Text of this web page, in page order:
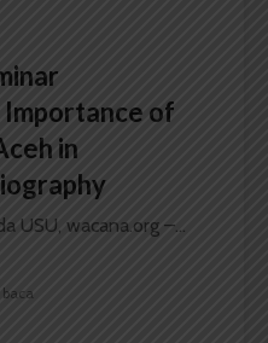
of
in
USU, wacana.org –...